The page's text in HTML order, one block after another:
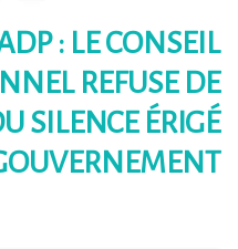
: LE CONSEIL
REFUSE DE
SILENCE ÉRIGÉ